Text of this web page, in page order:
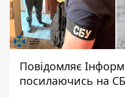
Повідомляє
посилаючись на